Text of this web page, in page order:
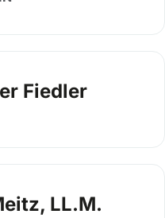
Fiedler
LL.M.